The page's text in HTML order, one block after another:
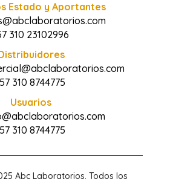
Estado y Aportantes
310 23102996
310 8744775
Usuarios
310 8744775
Abc Laboratorios. Todos los